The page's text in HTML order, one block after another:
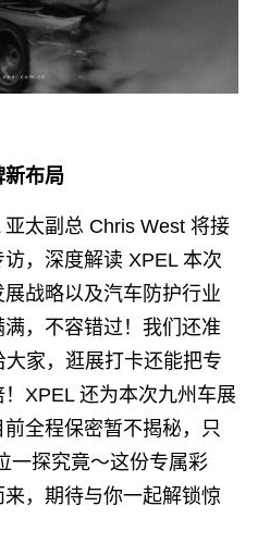
新布局
太副总 Chris West 将接
，深度解读 XPEL 本次
战略以及汽车防护行业
，不容错过！我们还准
家，逛展打卡还能把专
XPEL 还为本次九州车展
全程保密暂不揭秘，只
一探究竟～这份专属彩
，期待与你一起解锁惊